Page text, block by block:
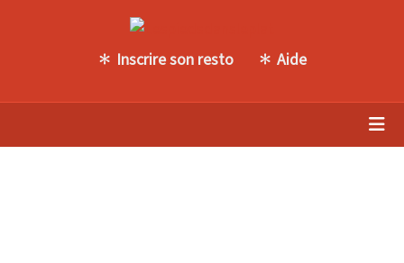
Inscrire son resto Aide